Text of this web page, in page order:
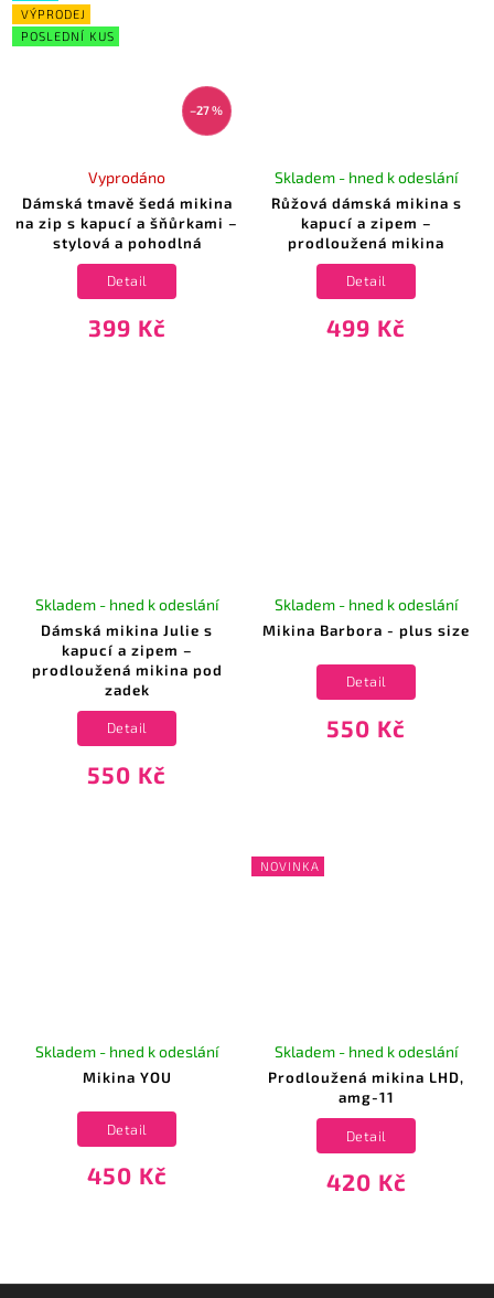
VÝPRODEJ
POSLEDNÍ KUS
–27 %
Dámská tmavě šedá mikina
na zip s kapucí a šňůrkami –
stylová a pohodlná
Vyprodáno
399 Kč
Detail
Růžová dámská mikina s
kapucí a zipem –
prodloužená mikina
Skladem - hned k odeslání
499 Kč
Detail
Dámská mikina Julie s
kapucí a zipem –
prodloužená mikina pod
zadek
Skladem - hned k odeslání
550 Kč
Detail
Mikina Barbora - plus size
Skladem - hned k odeslání
550 Kč
Detail
Mikina YOU
Skladem - hned k odeslání
450 Kč
Detail
NOVINKA
Prodloužená mikina LHD,
amg-11
Skladem - hned k odeslání
420 Kč
Detail